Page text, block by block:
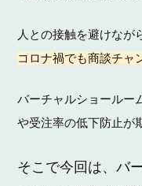
人との接触を避けなが
コロナ禍でも商談チャ
バーチャルショールー
や受注率の低下防止が
そこで今回は、バ